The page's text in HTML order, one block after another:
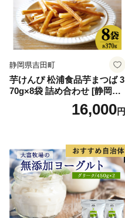
バニラ＆クッキー ウベ 沖縄
紅イモ 塩ちんすこう 沖縄シ
ークヮーサー 沖縄黒糖 琉球
ロイヤルミルクティ 沖縄パ
イン
静岡県吉田町
芋けんぴ 松浦食品芋まつば 3
70g×8袋 詰め合わせ [静岡伊
勢丹(松浦食品) 静岡県 吉田町
22424274] 芋ケンピ セット
16,000円